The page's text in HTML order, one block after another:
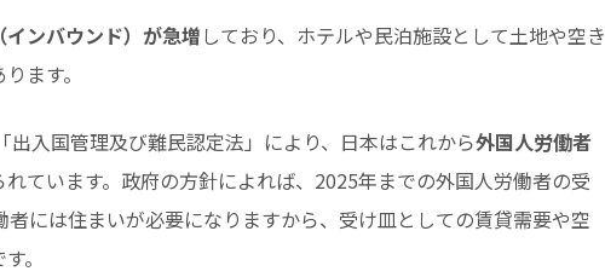
インバウンド）が急増 しており、ホテルや民泊施設として土地や空き
ます。
出入国管理及び難民認定法」により、日本はこれから外国人労働者
れています。政府の方針によれば、2025年までの外国人労働者の受
には住まいが必要になりますから、受け皿としての賃貸需要や空
。